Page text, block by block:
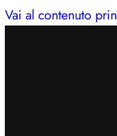
Vai al contenuto